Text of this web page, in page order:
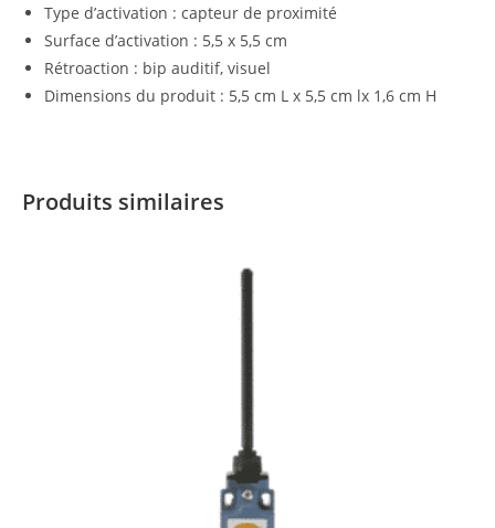
Type d’activation : capteur de proximité
Surface d’activation : 5,5 x 5,5 cm
Rétroaction : bip auditif, visuel
Dimensions du produit : 5,5 cm L x 5,5 cm lx 1,6 cm H
Produits similaires